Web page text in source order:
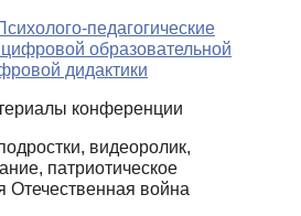
педагогические
образовательной
дидактики
конференции
видеоролик,
патриотическое
Отечественная война